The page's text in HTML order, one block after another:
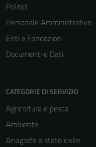
Politici
Personale Amministrativo
Enti e Fondazioni
Documenti e Dati
CATEGORIE DI SERVIZIO
Agricoltura e pesca
Ambiente
Anagrafe e stato civile